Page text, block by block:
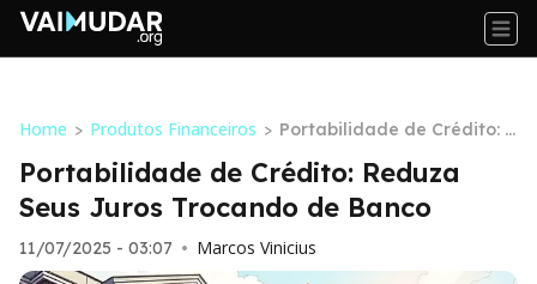
Home > Produtos Financeiros > Portabilidade de Crédito: R
eduza Seus Juros Trocand
o de Banco
Portabilidade de Crédito: Reduza
Seus Juros Trocando de Banco
11/07/2025 - 03:07 • Marcos Vinicius